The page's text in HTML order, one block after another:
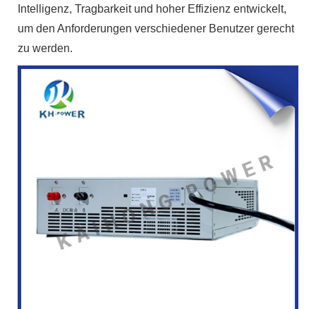
Intelligenz, Tragbarkeit und hoher Effizienz entwickelt,
um den Anforderungen verschiedener Benutzer gerecht
zu werden.